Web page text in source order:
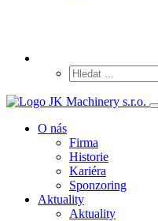
O nás
Firma
Historie
Kariéra
Sponzoring
Aktuality
Aktuality